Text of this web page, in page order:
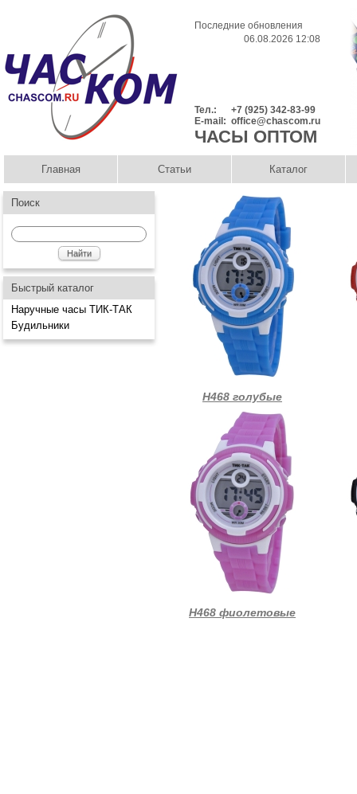
Последние обновления
06.08.2026 12:08
Тел.:
+7 (925) 342-83-99
E-mail: office@chascom.ru
ЧАСЫ ОПТОМ
Главная Статьи Каталог
Поиск
Быстрый каталог
Наручные часы ТИК-ТАК
Будильники
Н468 голубые
Н468 фиолетовые